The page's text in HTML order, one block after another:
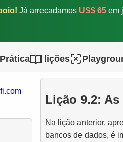
Já arrecadamos US$ 65 em
Prática lições
Lição 9.2: As
Na lição anterior,
bancos de dados, é